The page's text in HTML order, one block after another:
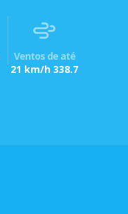
Ventos de até
21 km/h 338.7